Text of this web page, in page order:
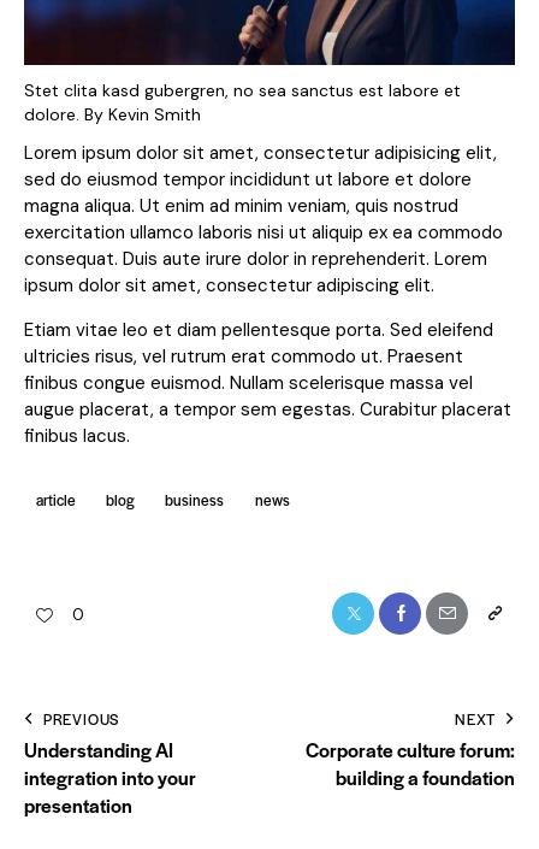
Stet clita kasd gubergren, no sea sanctus est labore et
dolore. By Kevin Smith
Lorem ipsum dolor sit amet, consectetur adipisicing elit,
sed do eiusmod tempor incididunt ut labore et dolore
magna aliqua. Ut enim ad minim veniam, quis nostrud
exercitation ullamco laboris nisi ut aliquip ex ea commodo
consequat. Duis aute irure dolor in reprehenderit. Lorem
ipsum dolor sit amet, consectetur adipiscing elit.
Etiam vitae leo et diam pellentesque porta. Sed eleifend
ultricies risus, vel rutrum erat commodo ut. Praesent
finibus congue euismod. Nullam scelerisque massa vel
augue placerat, a tempor sem egestas. Curabitur placerat
finibus lacus.
article blog business news
0
PREVIOUS
Understanding AI
integration into your
presentation
NEXT
Corporate culture forum:
building a foundation